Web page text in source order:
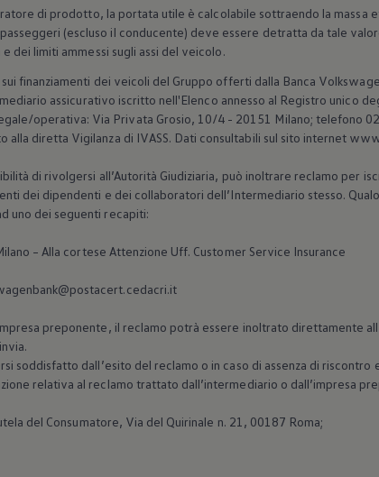
di prodotto, la portata utile è calcolabile sottraendo la massa
(escluso il conducente) deve essere detratta da tale
dei limiti ammessi sugli assi del veicolo.
finanziamenti dei veicoli del Gruppo offerti dalla Banca
assicurativo iscritto nell'Elenco annesso al Registro unico
operativa: Via Privata Grosio, 10/4 - 20151 Milano; telefono
diretta Vigilanza di IVASS. Dati consultabili sul sito internet
di rivolgersi all’Autorità Giudiziaria, può inoltrare reclamo per
dei dipendenti e dei collaboratori dell’Intermediario stesso.
uno dei seguenti recapiti:
– Alla cortese Attenzione Uff. Customer Service Insurance
preponente, il reclamo potrà essere inoltrato direttamente
soddisfatto dall’esito del reclamo o in caso di assenza di
relativa al reclamo trattato dall’intermediario o dall’impresa
del Consumatore, Via del Quirinale n. 21, 00187 Roma;